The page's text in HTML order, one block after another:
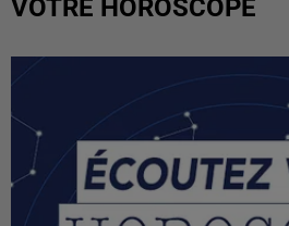
VOTRE HOROSCOPE